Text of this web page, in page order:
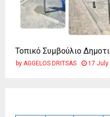
Τοπικό Συμβούλιο
by AGGELOS DRITSAS 17 July